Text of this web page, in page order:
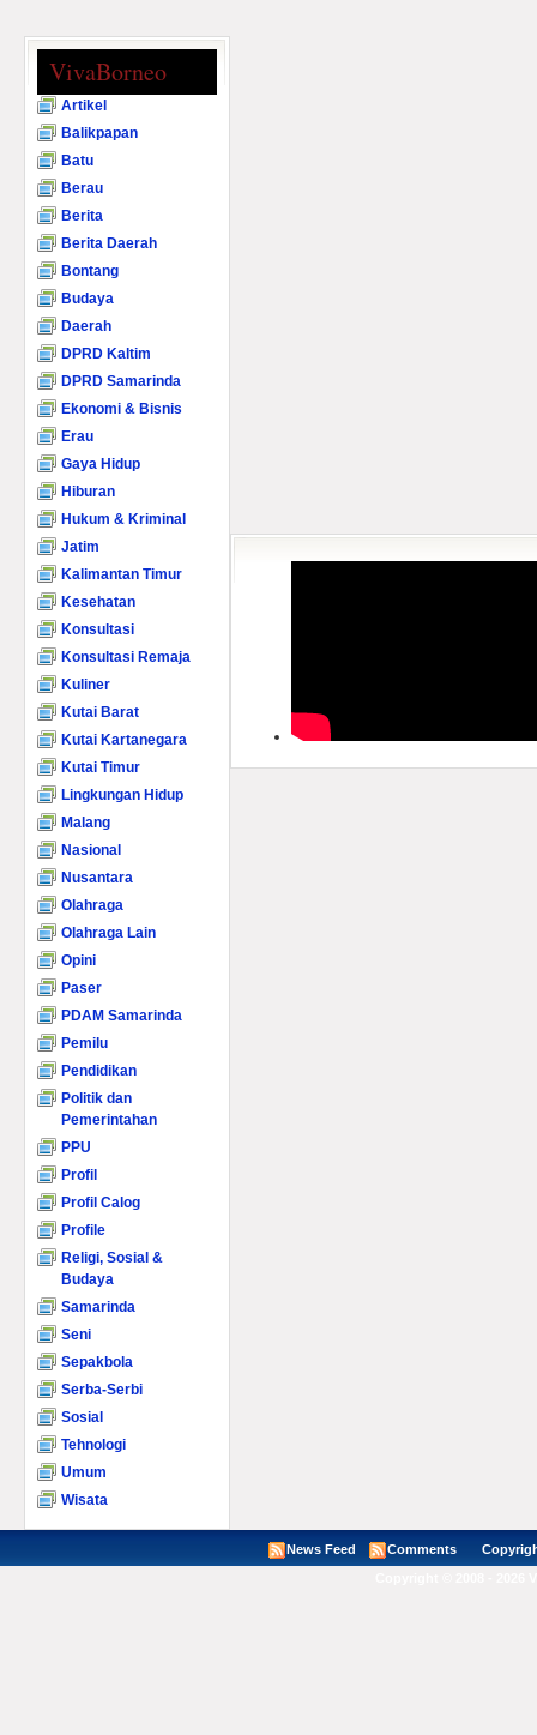
VivaBorneo
Artikel
Balikpapan
Batu
Berau
Berita
Berita Daerah
Bontang
Budaya
Daerah
DPRD Kaltim
DPRD Samarinda
Ekonomi & Bisnis
Erau
Gaya Hidup
Hiburan
Hukum & Kriminal
Jatim
Kalimantan Timur
Kesehatan
Konsultasi
Konsultasi Remaja
Kuliner
Kutai Barat
Kutai Kartanegara
Kutai Timur
Lingkungan Hidup
Malang
Nasional
Nusantara
Olahraga
Olahraga Lain
Opini
Paser
PDAM Samarinda
Pemilu
Pendidikan
Politik dan
Pemerintahan
PPU
Profil
Profil Calog
Profile
Religi, Sosial &
Budaya
Samarinda
Seni
Sepakbola
Serba-Serbi
Sosial
Tehnologi
Umum
Wisata
News Feed Comments Copyright